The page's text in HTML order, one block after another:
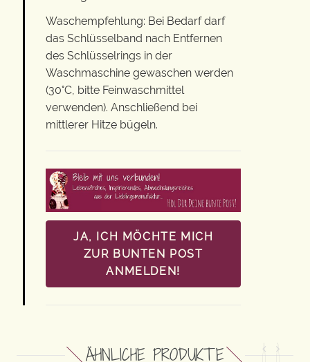
Waschempfehlung: Bei Bedarf darf
das Schlüsselband nach Entfernen
des Schlüsselrings in der
Waschmaschine gewaschen werden
(30°C, bitte Feinwaschmittel
verwenden). Anschließend bei
mittlerer Hitze bügeln.
JA, ICH MÖCHTE MICH
ZUR BUNTEN POST
ANMELDEN!
ÄHNLICHE PRODUKTE